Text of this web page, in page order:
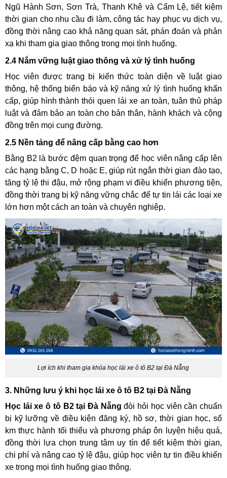
Ngũ Hành Sơn, Sơn Trà, Thanh Khê và Cẩm Lệ, tiết kiệm
thời gian cho nhu cầu đi làm, công tác hay phục vụ dịch vụ,
đồng thời nâng cao khả năng quan sát, phán đoán và phản
xạ khi tham gia giao thông trong mọi tình huống.
2.4 Nắm vững luật giao thông và xử lý tình huống
Học viên được trang bị kiến thức toàn diện về luật giao
thông, hệ thống biển báo và kỹ năng xử lý tình huống khẩn
cấp, giúp hình thành thói quen lái xe an toàn, tuân thủ pháp
luật và đảm bảo an toàn cho bản thân, hành khách và cộng
đồng trên mọi cung đường.
2.5 Nền tảng để nâng cấp bằng cao hơn
Bằng B2 là bước đệm quan trọng để học viên nâng cấp lên
các hạng bằng C, D hoặc E, giúp rút ngắn thời gian đào tạo,
tăng tỷ lệ thi đậu, mở rộng phạm vi điều khiển phương tiện,
đồng thời trang bị kỹ năng vững chắc để tự tin lái các loại xe
lớn hơn một cách an toàn và chuyên nghiệp.
Lợi ích khi tham gia khóa học lái xe ô tô B2 tại Đà Nẵng
3. Những lưu ý khi học lái xe ô tô B2 tại Đà Nẵng
Học lái xe ô tô B2 tại Đà Nẵng đòi hỏi học viên cần chuẩn
bị kỹ lưỡng về điều kiện đăng ký, hồ sơ, thời gian học, số
km thực hành tối thiểu và phương pháp ôn luyện hiệu quả,
đồng thời lựa chọn trung tâm uy tín để tiết kiệm thời gian,
chi phí và nâng cao tỷ lệ đậu, giúp học viên tự tin điều khiển
xe trong mọi tình huống giao thông.